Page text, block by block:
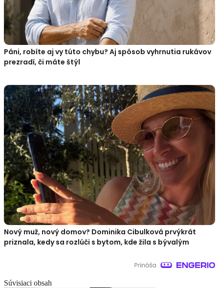
Páni, robíte aj vy túto chybu? Aj spôsob vyhrnutia rukávov
prezradí, či máte štýl
Nový muž, nový domov? Dominika Cibulková prvýkrát
priznala, kedy sa rozlúči s bytom, kde žila s bývalým
Súvisiaci obsah